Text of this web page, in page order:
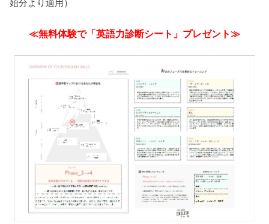
始分より適用）
≪無料体験で「英語力診断シート」プレゼント≫